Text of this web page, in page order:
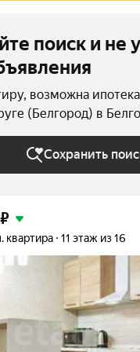
поиск и не
возможна
(Белгород) в
Сохранить
₽
квартира 11 этаж из 16